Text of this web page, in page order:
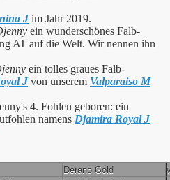
Jim Jahr 2019.
ein wunderschönes Falb-
AT auf die Welt. Wir nennen ihn
ein tolles graues Falb-
Jvon unserem Valparaiso M
4. Fohlen geboren: ein
namens Djamira Royal J
Derano Gold